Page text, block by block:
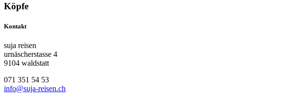
Köpfe
Kontakt
suja reisen
urnäscherstasse 4
9104 waldstatt
071 351 54 53
info@suja-reisen.ch